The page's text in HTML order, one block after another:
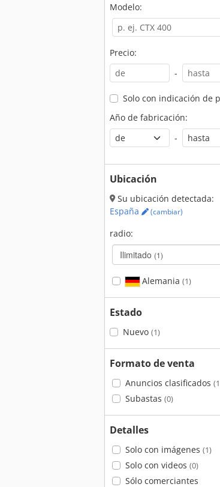
Modelo:
Precio:
-
Solo con indicación de
Año de fabricación:
-
Ubicación
Su ubicación detectada:
España
(cambiar)
radio:
Ilimitado (1)
Alemania (1)
Estado
Nuevo (1)
Formato de venta
Anuncios clasificados
Subastas (0)
Detalles
Solo con imágenes (1)
Solo con videos (0)
Sólo comerciantes